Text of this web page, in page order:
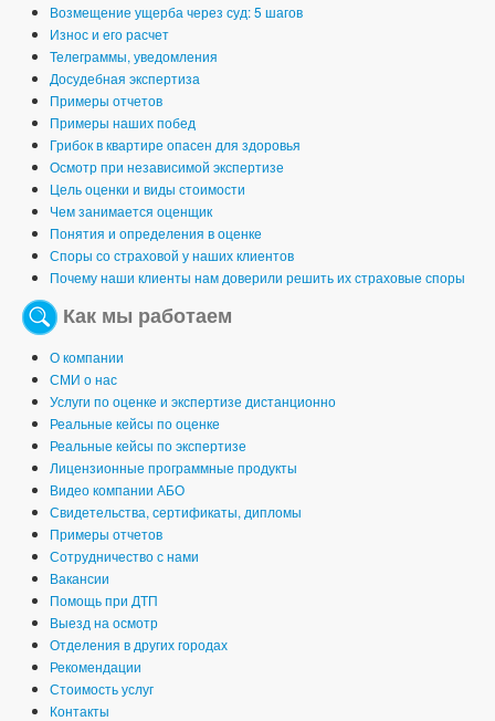
Возмещение ущерба через суд: 5 шагов
Износ и его расчет
Телеграммы, уведомления
Досудебная экспертиза
Примеры отчетов
Примеры наших побед
Грибок в квартире опасен для здоровья
Осмотр при независимой экспертизе
Цель оценки и виды стоимости
Чем занимается оценщик
Понятия и определения в оценке
Споры со страховой у наших клиентов
Почему наши клиенты нам доверили решить их страховые споры
Как мы работаем
О компании
СМИ о нас
Услуги по оценке и экспертизе дистанционно
Реальные кейсы по оценке
Реальные кейсы по экспертизе
Лицензионные программные продукты
Видео компании АБО
Свидетельства, сертификаты, дипломы
Примеры отчетов
Сотрудничество с нами
Вакансии
Помощь при ДТП
Выезд на осмотр
Отделения в других городах
Рекомендации
Стоимость услуг
Контакты